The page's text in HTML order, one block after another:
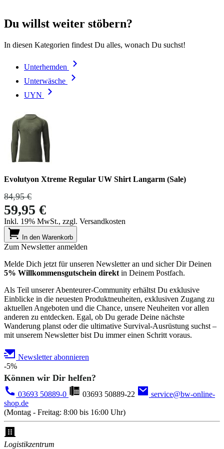
Du willst weiter stöbern?
In diesen Kategorien findest Du alles, wonach Du suchst!
Unterhemden
Unterwäsche
UYN
Evolutyon Xtreme Regular UW Shirt Langarm (Sale)
84,95 €
59,95 €
Inkl. 19% MwSt., zzgl. Versandkosten
In den Warenkorb
Zum Newsletter anmelden
Melde Dich jetzt für unseren Newsletter an und sicher Dir Deinen
5% Willkommensgutschein direkt in Deinem Postfach.
Als Teil unserer Abenteurer-Community erhältst Du exklusive
Einblicke in die neuesten Produktneuheiten, exklusiven Zugang zu
aktuellen Angeboten und die Chance, unsere Neuheiten vor allen
anderen zu entdecken. Egal, ob Du gerade Deine nächste
Wanderung planst oder die ultimative Survival-Ausrüstung suchst –
mit unserem Newsletter bist Du immer einen Schritt voraus.
Newsletter abonnieren
-5%
Können wir Dir helfen?
03693 50889-0 03693 50889-22
service@bw-online-
shop.de
(Montag - Freitag: 8:00 bis 16:00 Uhr)
Logistikzentrum